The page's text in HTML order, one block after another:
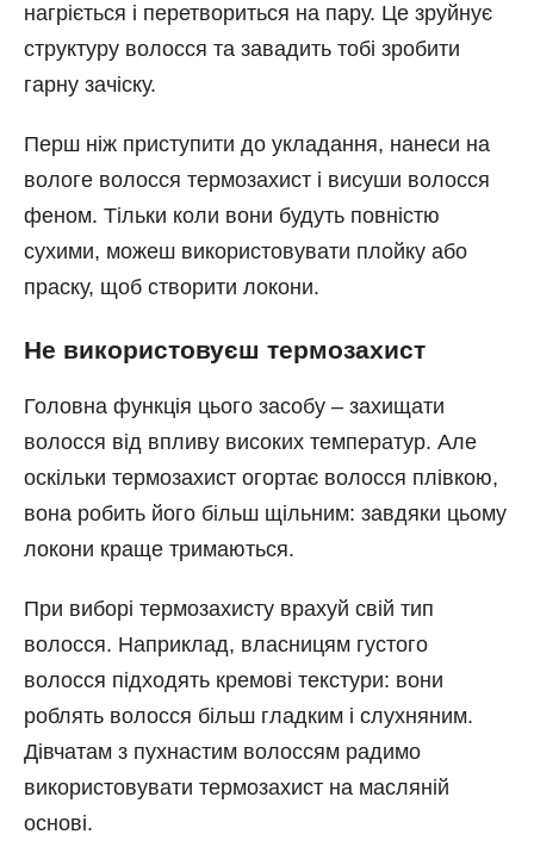
нагріється і перетвориться на пару. Це зруйнує
структуру волосся та завадить тобі зробити
гарну зачіску.
Перш ніж приступити до укладання, нанеси на
вологе волосся термозахист і висуши волосся
феном. Тільки коли вони будуть повністю
сухими, можеш використовувати плойку або
праску, щоб створити локони.
Не використовуєш термозахист
Головна функція цього засобу – захищати
волосся від впливу високих температур. Але
оскільки термозахист огортає волосся плівкою,
вона робить його більш щільним: завдяки цьому
локони краще тримаються.
При виборі термозахисту врахуй свій тип
волосся. Наприклад, власницям густого
волосся підходять кремові текстури: вони
роблять волосся більш гладким і слухняним.
Дівчатам з пухнастим волоссям радимо
використовувати термозахист на масляній
основі.